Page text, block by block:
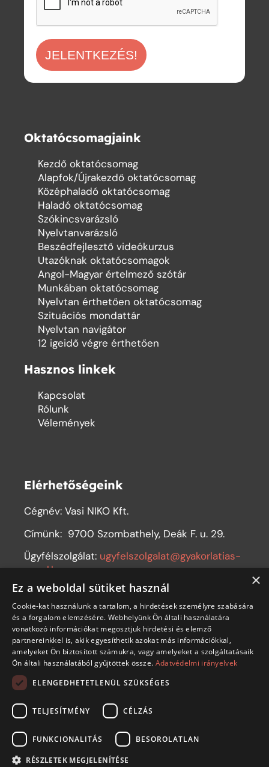
JELENTKEZÉS!
Oktatócsomagjaink
Kezdő oktatócsomag
Alapfok/Újrakezdő oktatócsomag
Középhaladó oktatócsomag
Haladó oktatócsomag
Szókincsvarázsló
Nyelvtanvarázsló
Beszédfejlesztő videókurzus
Utazóknak oktatócsomagok
Angol-Magyar értelmező szótár
Munkában oktatócsomag
Nyelvtan érthetően oktatócsomag
Szituációs mondattár
Nyelvtan navigátor
12 igeidő végre érthetően
Hasznos linkek
Kapcsolat
Rólunk
Vélemények
Elérhetőségeink
Cégnév: Vasi NIKO Kft.
Címünk: 9700 Szombathely, Deák F. u. 29.
Ügyfélszolgálat: ugyfelszolgalat@gyakorlatias-
angol.hu
Telefon: +36 1 44 77 250
Hívható: munkanapokon 8.00-12.00 és 13.00-
17.00
Adószám: 11316282-2-18
×
Ez a weboldal sütiket használ
Cookie-kat használunk a tartalom, a hirdetések személyre szabására
és a forgalom elemzésére. Webhelyünk Ön általi használatára
vonatkozó információkat megosztjuk hirdetési és elemző
partnereinkkel is, akik egyesíthetik azokat más információkkal,
amelyeket Ön biztosított számukra, vagy amelyeket a szolgáltatásaik
Ön általi használatából gyűjtöttek össze. Adatvédelmi irányelvek
ELENGEDHETETLENÜL SZÜKSÉGES
TELJESÍTMÉNY CÉLZÁS
FUNKCIONALITÁS BESOROLATLAN
RÉSZLETEK MEGJELENÍTÉSE